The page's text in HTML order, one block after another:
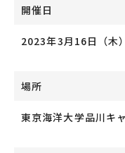
開催日
2023年3月16日（木
場所
東京海洋大学品川キ